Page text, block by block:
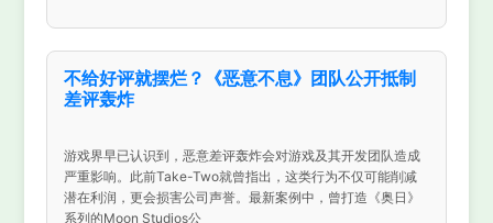
不给好评就摆烂？《恶意不息》团队公开抵制
差评轰炸
游戏界早已认识到，恶意差评轰炸会对游戏及其开发团队造成
严重影响。此前Take-Two就曾指出，这类行为不仅可能削减
潜在利润，更会损害公司声誉。最新案例中，曾打造《奥日》
系列的Moon Studios公